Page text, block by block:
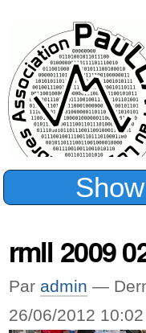
Chercher
Recherche
rmll 2009
Par admin —
26/06/2012 10:02